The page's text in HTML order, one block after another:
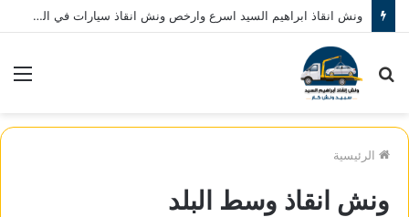
ونش انقاذ ابراهيم السيد اسرع وارخص ونش انقاذ سيارات في المنصورة نصلك في خلال 10 دقائق بحد اقصي اتصل بنا الان 01080793999
بحث
الرئيسية
ونش انقاذ وسط البلد